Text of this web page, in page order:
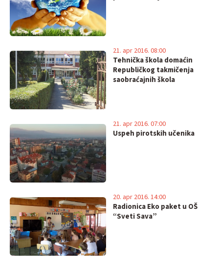
Tehnička škola domaćin
Republičkog takmičenja
saobraćajnih škola
21. apr 2016. 08:00
Uspeh pirotskih učenika
21. apr 2016. 07:00
Radionica Eko paket u OŠ
“Sveti Sava”
20. apr 2016. 14:00